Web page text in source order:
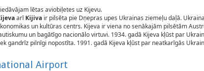
lētas aviobiļetes uz Kijevu.
arīKijivair pilsēta pie Dņepras upes Ukrainas ziemeļu daļā.
un kultūras centrs. Kijeva ir viena no senākajām pilsētām
un bagātīgo nacionālo virtuvi. 1934. gadā Kijeva kļūst par
gandrīz pilnīgi nopostīta. 1991. gadā Kijeva kļūst par neatkarīgās
Airport